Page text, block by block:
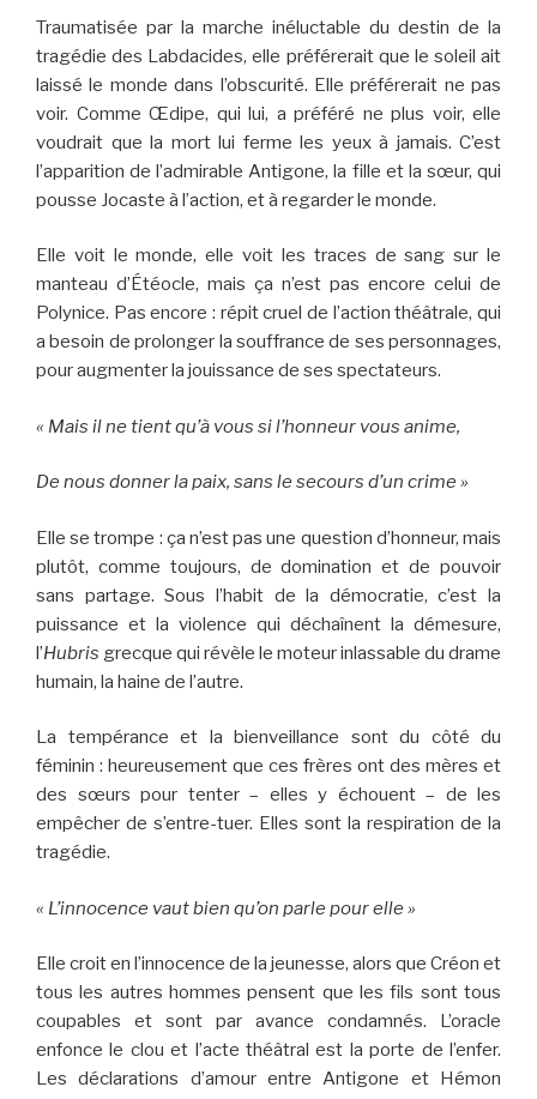
Traumatisée par la marche inéluctable du destin de la
tragédie des Labdacides, elle préférerait que le soleil ait
laissé le monde dans l’obscurité. Elle préférerait ne pas
voir. Comme Œdipe, qui lui, a préféré ne plus voir, elle
voudrait que la mort lui ferme les yeux à jamais. C’est
l’apparition de l’admirable Antigone, la fille et la sœur, qui
pousse Jocaste à l’action, et à regarder le monde.
Elle voit le monde, elle voit les traces de sang sur le
manteau d’Étéocle, mais ça n’est pas encore celui de
Polynice. Pas encore : répit cruel de l’action théâtrale, qui
a besoin de prolonger la souffrance de ses personnages,
pour augmenter la jouissance de ses spectateurs.
« Mais il ne tient qu’à vous si l’honneur vous anime,
De nous donner la paix, sans le secours d’un crime »
Elle se trompe : ça n’est pas une question d’honneur, mais
plutôt, comme toujours, de domination et de pouvoir
sans partage. Sous l’habit de la démocratie, c’est la
puissance et la violence qui déchaînent la démesure,
l’Hubris grecque qui révèle le moteur inlassable du drame
humain, la haine de l’autre.
La tempérance et la bienveillance sont du côté du
féminin : heureusement que ces frères ont des mères et
des sœurs pour tenter – elles y échouent – de les
empêcher de s’entre-tuer. Elles sont la respiration de la
tragédie.
« L’innocence vaut bien qu’on parle pour elle »
Elle croit en l’innocence de la jeunesse, alors que Créon et
tous les autres hommes pensent que les fils sont tous
coupables et sont par avance condamnés. L’oracle
enfonce le clou et l’acte théâtral est la porte de l’enfer.
Les déclarations d’amour entre Antigone et Hémon